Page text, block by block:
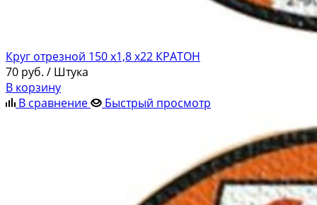
Круг отрезной 150 х1,8 х22 КРАТОН
70 руб. / Штука
В корзину
В сравнение
Быстрый просмотр